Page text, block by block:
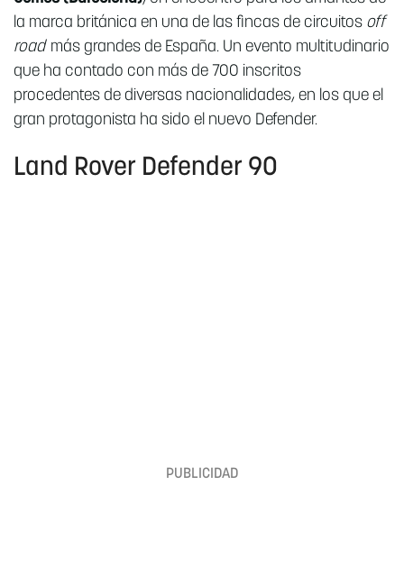
la marca británica en una de las fincas de circuitos off
roadmás grandes de España. Un evento multitudinario
que ha contado con más de 700 inscritos
procedentes de diversas nacionalidades, en los que el
gran protagonista ha sido el nuevo Defender.
Land Rover Defender 90